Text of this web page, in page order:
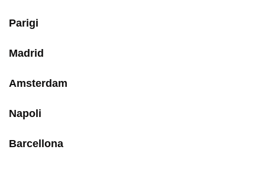
Parigi
Madrid
Amsterdam
Napoli
Barcellona